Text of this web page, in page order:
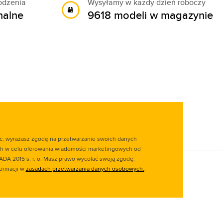
9618 modeli w magazynie
wyrażasz zgodę na przetwarzanie swoich danych
w celu oferowania wiadomości marketingowych od
2015 s. r. o. Masz prawo wycofać swoją zgodę.
wzasadach przetwarzania danych osobowych..